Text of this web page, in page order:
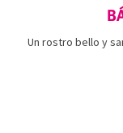
Un rostro bello y